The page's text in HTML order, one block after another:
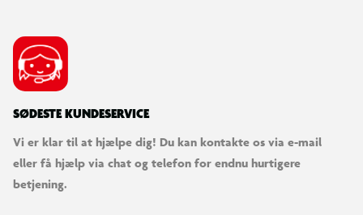
SØDESTE KUNDESERVICE
Vi er klar til at hjælpe dig! Du kan kontakte os via e-mail
eller få hjælp via chat og telefon for endnu hurtigere
betjening.